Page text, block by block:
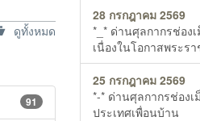
ดูทั้งหมด
91
28 กรกฎาคม 2569
*_* ด่านศุลกากรช่อง
เนื่องในโอกาสพระร
25 กรกฎาคม 2569
*-* ด่านศุลกากรช่องเ
ประเทศเพื่อนบ้าน